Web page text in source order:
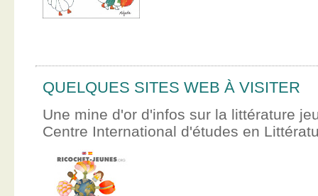
QUELQUES SITES WEB À VISITER
Une mine d'or d'infos sur la littérature
Centre International d'études en